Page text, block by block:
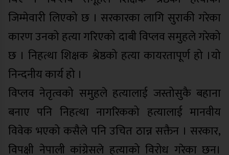
जिम्मेवारी लिएको छ । सरकारका लागि सुराकी गरेका
कारण उनको हत्या गरिएको दाबी विप्लव समुहले गरेको
छ । निहत्था शिक्षक श्रेष्ठको हत्या कायरतापूर्ण हो ।यो
निन्दनीय कार्य हो ।
विप्लव नेतृत्वको समुहले हत्यालाई जस्तोसुकै बहाना
बनाए पनि निहत्था नागरिकको हत्यालाई मानवीय
विवेक भएको कसैले पनि उचित ठान्न सक्तैन । सरकार,
विपक्षी नेपाली कांग्रेसले हत्याको विरोध गरेका छन।